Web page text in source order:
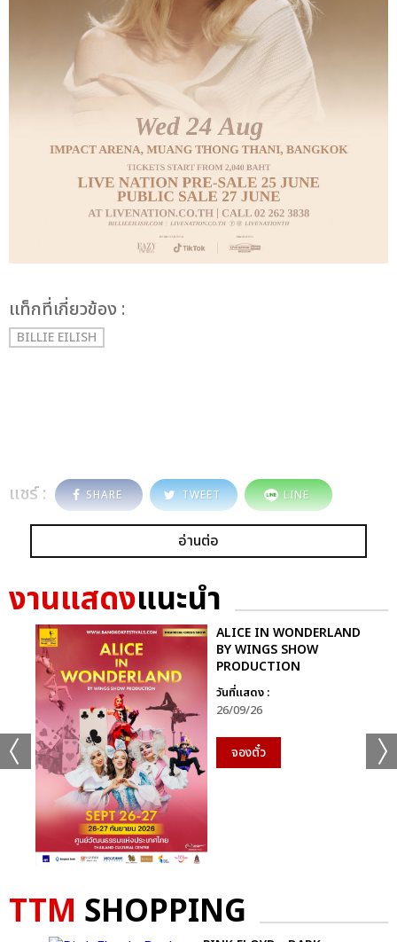
เเท็กที่เกี่ยวข้อง :
BILLIE EILISH
แชร์ : SHARE TWEET LINE
อ่านต่อ
งานแสดงแนะนำ
ALICE IN WONDERLAND
BY WINGS SHOW
PRODUCTION
วันที่แสดง :
26/09/26
จองตั๋ว
TTM SHOPPING